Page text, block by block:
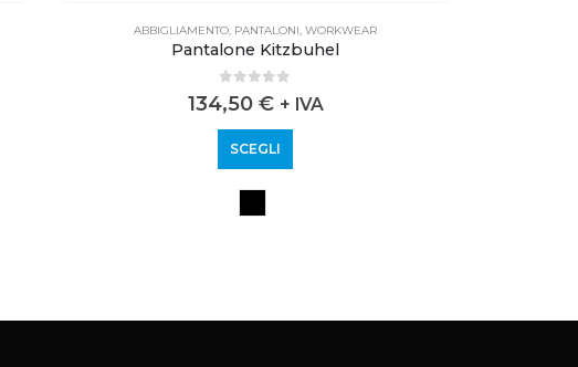
ABBIGLIAMENTO PANTALONI WORKWEAR
Pantalone Kitzbuhel
out of 5
134,50 € + IVA
SCEGLI